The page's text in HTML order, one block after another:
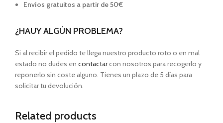
Envíos gratuitos a partir de 50€
¿HAUY ALGÚN PROBLEMA?
Si al recibir el pedido te llega nuestro producto roto o en mal
estado no dudes en contactarcon nosotros para recogerlo y
reponerlo sin coste alguno. Tienes un plazo de 5 días para
solicitar tu devolución.
Related products